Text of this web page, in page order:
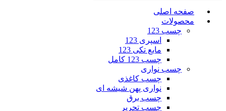
صفحه اصلی
محصولات
چسب 123
اسپری 123
مایع تکی 123
چسب 123 کامل
چسب نواری
چسب کاغذی
نواری پهن شیشه ای
چسب برق
چسب تحریر